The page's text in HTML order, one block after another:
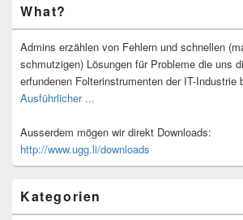
Seitenleisten-
Widgetbereich
What?
Admins erzählen von Fehlern und schnellen
schmutzigen) Lösungen für Probleme die uns
erfundenen Folterinstrumenten der IT-Industrie
Ausführlicher ...
Ausserdem mögen wir direkt Downloads:
http://www.ugg.li/downloads
Kategorien